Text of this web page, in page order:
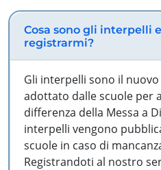
Cosa sono gli interpelli
registrarmi?
Gli interpelli sono il
adottato dalle scuole per
differenza della Messa a
interpelli vengono
scuole in caso di
Registrandoti al nostro